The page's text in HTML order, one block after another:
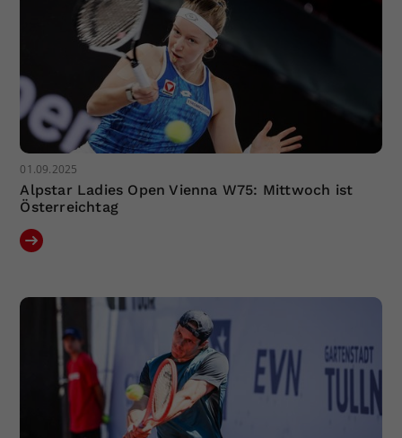
01.09.2025
Alpstar Ladies Open Vienna W75: Mittwoch ist
Österreichtag